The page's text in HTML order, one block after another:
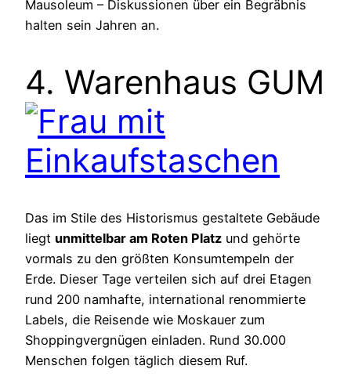
Mausoleum – Diskussionen über ein Begräbnis
halten sein Jahren an.
4. Warenhaus GUM
Das im Stile des Historismus gestaltete Gebäude
liegt unmittelbar am Roten Platz und gehörte
vormals zu den größten Konsumtempeln der
Erde. Dieser Tage verteilen sich auf drei Etagen
rund 200 namhafte, international renommierte
Labels, die Reisende wie Moskauer zum
Shoppingvergnügen einladen. Rund 30.000
Menschen folgen täglich diesem Ruf.